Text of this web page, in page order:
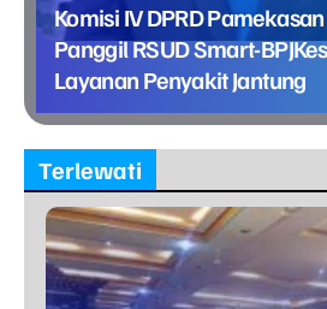
Komisi IV DPRD
Panggil RSUD Smart-
Layanan Penyakit Jantung
Terlewati